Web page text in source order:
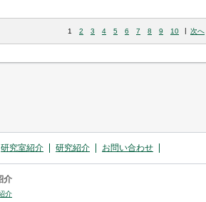
1 2 3 4 5 6 7 8 9 10 | 次へ
研究室紹介 研究紹介 お問い合わせ
介
介